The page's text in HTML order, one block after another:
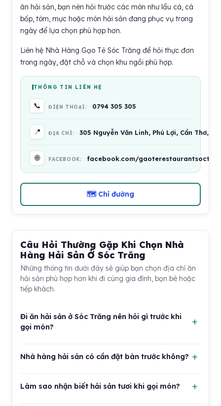
ăn hải sản, bạn nên hỏi trước các món như lẩu cá, cá
bốp, tôm, mực hoặc món hải sản đang phục vụ trong
ngày để lựa chọn phù hợp hơn.
Liên hệ Nhà Hàng Gạo Tẻ Sóc Trăng để hỏi thực đơn
trong ngày, đặt chỗ và chọn khu ngồi phù hợp.
THÔNG TIN LIÊN HỆ
📞 ĐIỆN THOẠI: 0794 305 305
📍 ĐỊA CHỈ: 305 Nguyễn Văn Linh, Phú Lợi, Cần Thơ,
🌐 FACEBOOK: facebook.com/
🗺 Chỉ đường
Câu Hỏi Thường Gặp Khi Chọn Nhà
Hàng Hải Sản Ở Sóc Trăng
Những thông tin dưới đây sẽ giúp bạn chọn địa chỉ ăn
hải sản phù hợp hơn khi đi cùng gia đình, bạn bè hoặc
tiếp khách.
Đi ăn hải sản ở Sóc Trăng nên hỏi gì trước khi
gọi món?
tính theo ký hay theo phần, món có tính phụ phí chế
cua, ghẹ, tôm tích, ốc, mực hoặc cá lớn, nên hỏi trước
khối lượng, cách chế biến và tổng chi phí tạm tính để
Nhà hàng hải sản có cần đặt bàn trước không?
tiếp. Tuy nhiên, với cuối tuần, dịp lễ, tiệc gia đình hoặc
Làm sao nhận biết hải sản tươi khi gọi món?